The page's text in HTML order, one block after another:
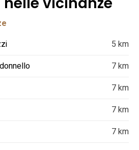
5 km
7 km
7 km
7 km
7 km